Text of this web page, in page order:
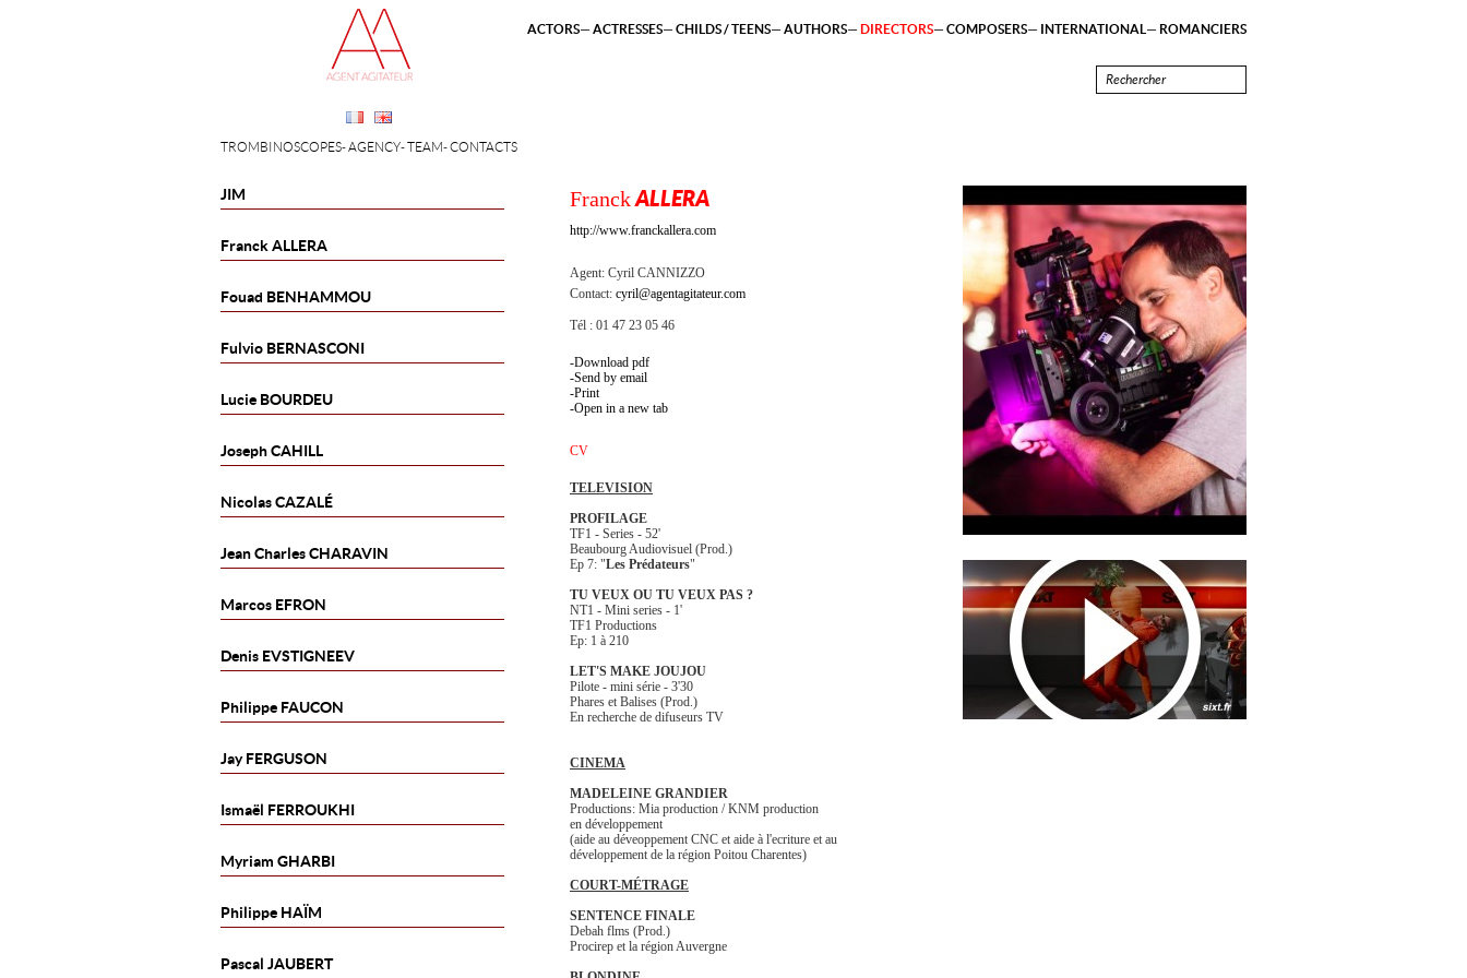
JIM
FranckALLERA
Fouad BENHAMMOU
Fulvio BERNASCONI
Lucie BOURDEU
JosephCAHILL
NicolasCAZALÉ
Jean CharlesCHARAVIN
Marcos EFRON
Denis EVSTIGNEEV
Philippe FAUCON
JayFERGUSON
Ismaël FERROUKHI
Myriam GHARBI
Philippe HAÏM
Pascal JAUBERT
TROMBINOSCOPES AGENCY TEAM CONTACTS
ACTORS ACTRESSES CHILDS / TEENS AUTHORS DIRECTORS COMPOSERS INTERNATIONAL ROMANCIERS
FranckALLERA
http://www.franckallera.com
Agent: Cyril CANNIZZO
Contact: cyril@agentagitateur.com
Tél : 01 47 23 05 46
Download pdf
Send by email
Print
Open in a new tab
CV
TELEVISION
PROFILAGE
TF1 - Series - 52'
Beaubourg Audiovisuel (Prod.)
Ep 7: "Les Prédateurs"
TU VEUX OU TU VEUX PAS ?
NT1 - Mini series - 1'
TF1 Productions
Ep: 1 à 210
LET'S MAKE JOUJOU
Pilote - mini série - 3'30
Phares et Balises (Prod.)
En recherche de difuseurs TV
CINEMA
MADELEINE GRANDIER
Productions: Mia production / KNM production
en développement
(aide au déveoppement CNC et aide à l'ecriture et au
développement de la région Poitou Charentes)
COURT-MÉTRAGE
SENTENCE FINALE
Debah flms (Prod.)
Procirep et la région Auvergne